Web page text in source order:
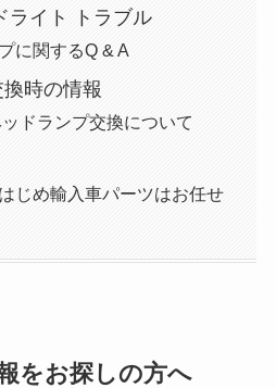
ライト トラブル
に関するQ & A
時の情報
ドランプ交換について
じめ輸入車パーツはお任せ
をお探しの方へ